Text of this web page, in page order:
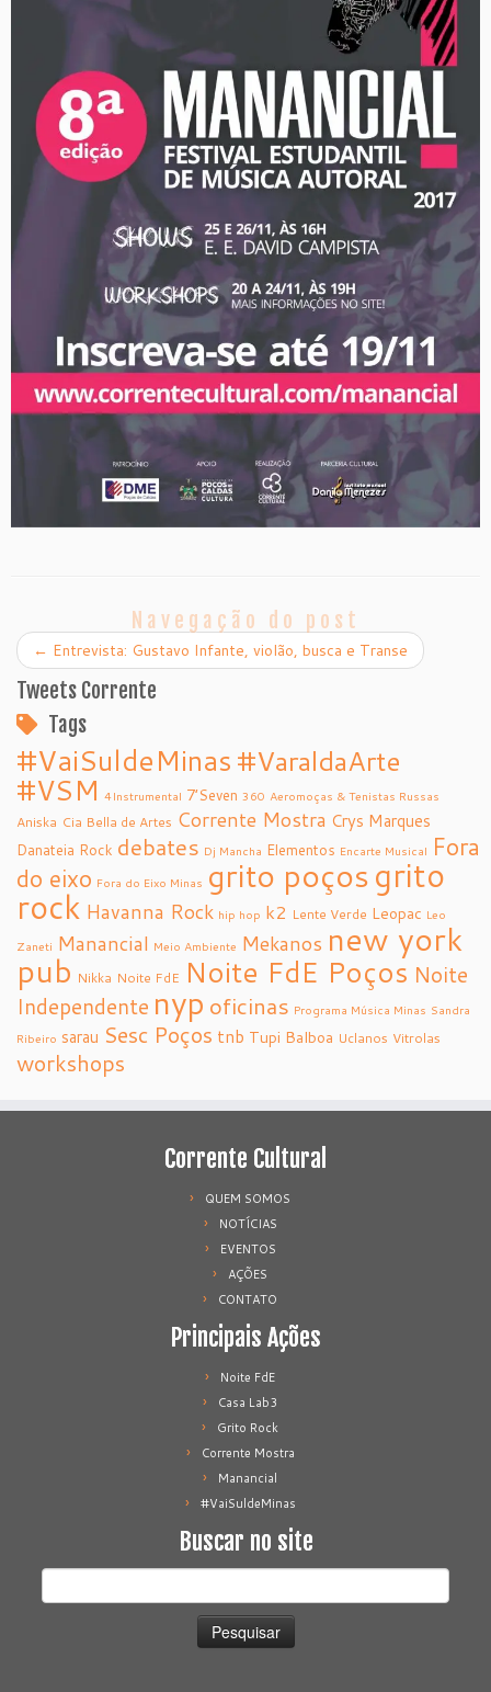
Navegação do post
← Entrevista: Gustavo Infante, violão, busca e Transe
Tweets Corrente
Tags
#VaiSuldeMinas #VaraldaArte
#VSM 4Instrumental 7’Seven 360 Aeromoças & Tenistas Russas
Aniska Cia Bella de Artes Corrente Mostra Crys Marques
Danateia Rock debates Dj Mancha Elementos Encarte Musical Fora
do eixo Fora do Eixo Minas grito poçosgrito
rock Havanna Rock hip hop k2 Lente Verde Leopac Leo
Zaneti Manancial Meio Ambiente Mekanos new york
pub Nikka Noite FdE Noite FdE Poços Noite
Independente nyp oficinas Programa Música Minas Sandra
Ribeiro sarau Sesc Poços tnb Tupi Balboa Uclanos Vitrolas
workshops
Corrente Cultural
QUEM SOMOS
NOTÍCIAS
EVENTOS
AÇÕES
CONTATO
Principais Ações
Noite FdE
Casa Lab3
Grito Rock
Corrente Mostra
Manancial
#VaiSuldeMinas
Buscar no site